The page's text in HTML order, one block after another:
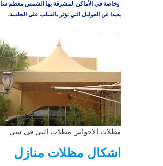
وخاصة في الأماكن المشرقة بها الشمس معظم ساعات
بعيدا عن العوامل التي تؤثر بالسلب على الجلسة.
مظلات الاحواش مظلات البي في سي
اشكال مظلات منازل